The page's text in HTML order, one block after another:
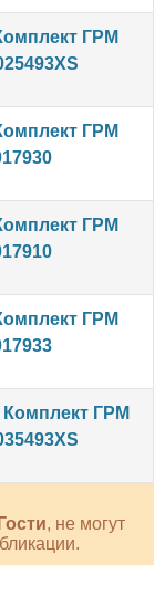
ГРМ
ГРМ
ГРМ
ГРМ
Комплект ГРМ
Гости, не могут